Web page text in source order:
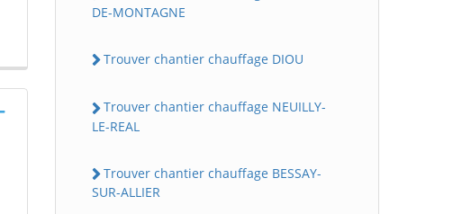
DE-MONTAGNE
Trouver chantier chauffage DIOU
Trouver chantier chauffage NEUILLY-
LE-REAL
Trouver chantier chauffage BESSAY-
SUR-ALLIER